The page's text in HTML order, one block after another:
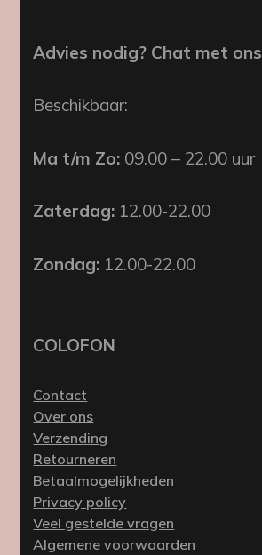
Advies nodig? Chat met ons
Beschikbaar:
Ma t/m Zo: 09.00 – 22.00 uur
Zaterdag: 12.00-22.00
Zondag: 12.00-22.00
COLOFON
Contact
Over ons
Verzending
Retourneren
Betaalmogelijkheden
Privacy policy
Veel gestelde vragen
Algemene voorwaarden